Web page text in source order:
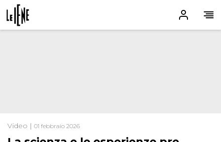
Video | 01 febbraio 2026